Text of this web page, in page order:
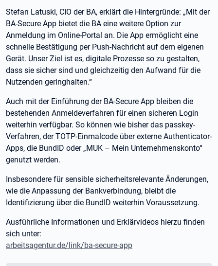
Stefan Latuski, CIO der BA, erklärt die Hintergründe: „Mit der
BA-Secure App bietet die BA eine weitere Option zur
Anmeldung im Online-Portal an. Die App ermöglicht eine
schnelle Bestätigung per Push-Nachricht auf dem eigenen
Gerät. Unser Ziel ist es, digitale Prozesse so zu gestalten,
dass sie sicher sind und gleichzeitig den Aufwand für die
Nutzenden geringhalten.“
Auch mit der Einführung der BA-Secure App bleiben die
bestehenden Anmeldeverfahren für einen sicheren Login
weiterhin verfügbar. So können wie bisher das passkey-
Verfahren, der TOTP-Einmalcode über externe Authenticator-
Apps, die BundID oder „MUK – Mein Unternehmenskonto“
genutzt werden.
Insbesondere für sensible sicherheitsrelevante Änderungen,
wie die Anpassung der Bankverbindung, bleibt die
Identifizierung über die BundID weiterhin Voraussetzung.
Ausführliche Informationen und Erklärvideos hierzu finden
sich unter:
arbeitsagentur.de/link/ba-secure-app